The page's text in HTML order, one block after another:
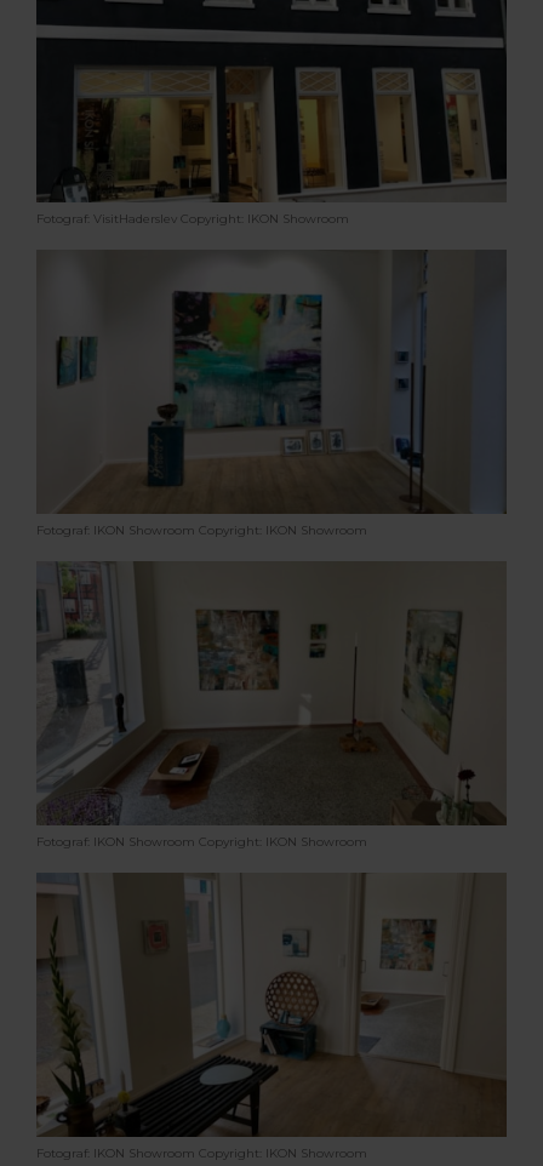
Fotograf: VisitHaderslev Copyright: IKON Showroom
Fotograf: IKON Showroom Copyright: IKON Showroom
Fotograf: IKON Showroom Copyright: IKON Showroom
Fotograf: IKON Showroom Copyright: IKON Showroom